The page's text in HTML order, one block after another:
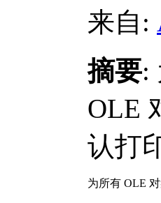
来自:
摘要:
OLE
认打
为所有 OLE